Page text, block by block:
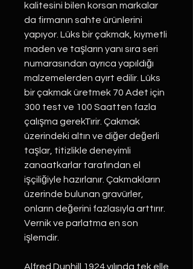
kalitesini bilen korsan markalar
da firmanın sahte ürünlerini
yapıyor. Lüks bir çakmak, kıymetli
maden ve taşların yanı sıra seri
numarasından ayrıca yapıldığı
malzemelerden ayırt edilir. Lüks
bir çakmak üretmek 70 Adet için
300 test ve 100 Saatten fazla
çalışma gerekTırir. Çakmak
üzerindeki altın ve diğer değerli
taşlar, titizlikle deneyimli
zanaatkarlar tarafından el
işçiliğiyle hazırlanır. Çakmakların
üzerinde bulunan gravürler,
onların değerini fazlasıyla arttırır.
Vernik ve parlatma en son
işlemdir.
Alfred Dunhill 1924 yılında tek elle